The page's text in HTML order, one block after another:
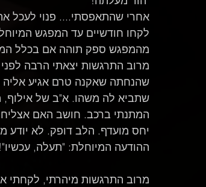
אחרי שהתאפסתי.... פנוי לעכל
לקחו חודשיים עד המפגש
מהמפגש ספק תוהה אם בכלל
מרוב התרגשות יצאתי הרבה
שהנחתה שאקנה טרם אגיע
שתביא לה משהו. א"ב של אילוף,
המתנתי ברכב. חושב האם
יחס מועדף. הלב דופק. לא יודע
ההודעה המיוחלת: "תעלה,
מרוב התרגשות מיהרתי, לקחתי